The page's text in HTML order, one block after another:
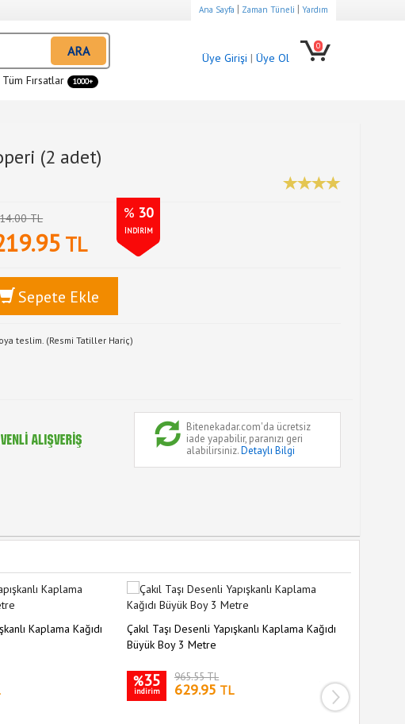
Ana Sayfa | Zaman Tüneli | Yardım
ARA
Tüm Fırsatlar 1000+
Üye Girişi | Üye Ol
0
(2 adet)
TL % 30
İNDİRİM
TL
Sepete Ekle
teslim. (Resmi Tatiller Hariç)
Bitenekadar.com'da ücretsiz
iade yapabilir, paranızı geri
alabilirsiniz.Detaylı Bilgi
Kaplama Kağıdı
Çakıl Taşı Desenli Yapışkanlı Kaplama Kağıdı
Büyük Boy 3 Metre
%35
indirim
965.55 TL
629.95 TL